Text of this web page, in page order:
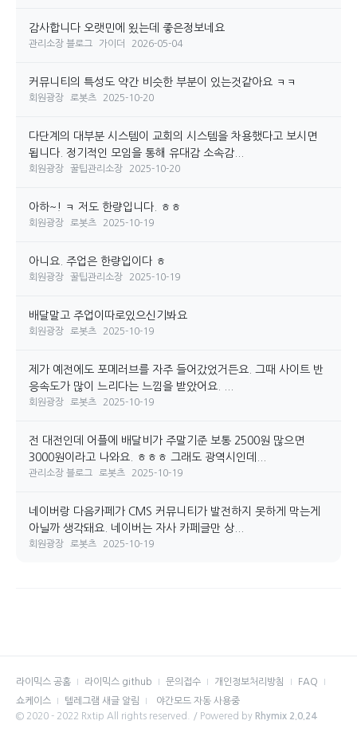
감사합니다 오랫민에 욌는데 좋은정보네요
관리소장 블로그 가이더 2026-05-04
커뮤니티의 특성도 약간 비슷한 부분이 있는것같아요 ㅋㅋ
회원광장 로봇츠 2025-10-20
다단계의 대부분 시스템이 교회의 시스템을 차용했다고 보시면
됩니다. 정기적인 모임을 통해 유대감 소속감...
회원광장 꿀팁관리소장 2025-10-20
아하~! ㅋ 저도 한량입니다. ㅎㅎ
회원광장 로봇츠 2025-10-19
아니요. 주업은 한량입이다 ㅎ
회원광장 꿀팁관리소장 2025-10-19
배달말고 주업이따로있으신기봐요
회원광장 로봇츠 2025-10-19
제가 예전에도 포메러브를 자주 들어갔었거든요. 그때 사이트 반
응속도가 많이 느리다는 느낌을 받았어요. ...
회원광장 로봇츠 2025-10-19
전 대전인데 어플에 배달비가 주말기준 보통 2500원 많으면
3000원이라고 나와요. ㅎㅎㅎ 그래도 광역시인데...
관리소장 블로그 로봇츠 2025-10-19
네이버랑 다음카페가 CMS 커뮤니티가 발전하지 못하게 막는게
아닐까 생각돼요. 네이버는 자사 카페글만 상...
회원광장 로봇츠 2025-10-19
라이믹스 공홈 라이믹스 github 문의접수 개인정보처리방침
FAQ
쇼케이스
텔레그램 새글 알림
야간모드 자동 사용중
© 2020 - 2022 Rxtip All rights reserved. / Powered by Rhymix 2.0.24